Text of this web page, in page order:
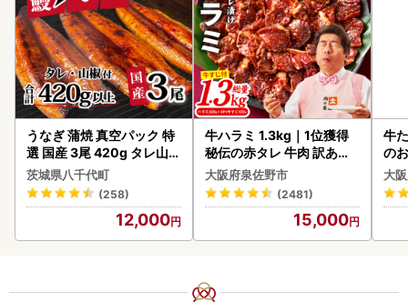
うなぎ 蒲焼 真空パック 特
選 国産 3尾 420g タレ山椒
付き うな重 ひつまぶし 訳
あり 茨城 ウナギ 鰻 個包装
人気 美味しい 小分け 八千
茨城県八千代町
(258)
12,000
牛ハラミ 1.3kg｜1位獲得
秘伝の赤タレ 牛肉 訳あり
焼肉 BBQ
大阪府泉佐野市
(2481)
15,000
牛
の
大